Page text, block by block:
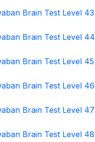
Brain Test Level 43
Brain Test Level 44
Brain Test Level 45
Brain Test Level 46
Brain Test Level 47
Brain Test Level 48